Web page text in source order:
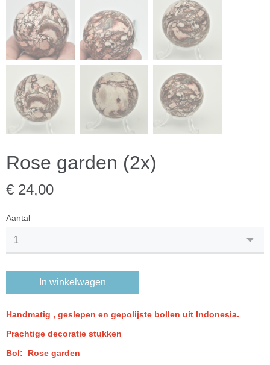
Rose garden (2x)
€ 24,00
Aantal
In winkelwagen
Handmatig , geslepen en gepolijste bollen uit Indonesia.
Prachtige decoratie stukken
Bol: Rose garden